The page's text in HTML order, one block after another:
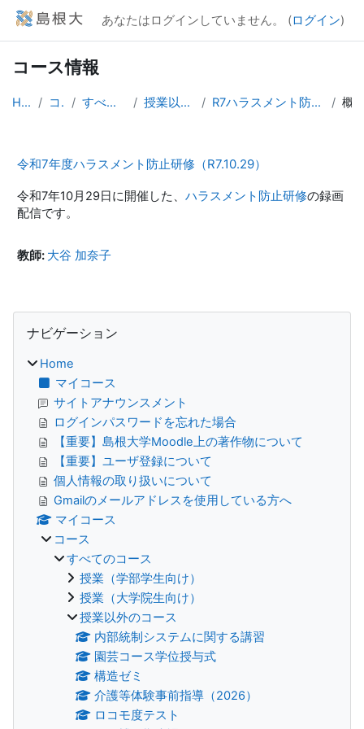
メインコンテンツへスキップする
あなたはログインしていません。 (ログイン)
コース情報
Home コース すべてのコース 授業以外のコース R7ハラスメント防止研修（R7.10.29）
令和7年度ハラスメント防止研修（R7.10.29）
令和7年10月29日に開催した、 ハラスメント防止研修の録画
配信です。
教師: 大谷 加奈子
ブロック
ナビゲーション
Home
マイコース
サイトアナウンスメント
ログインパスワードを忘れた場合
【重要】島根大学Moodle上の著作物について
【重要】ユーザ登録について
個人情報の取り扱いについて
Gmailのメールアドレスを使用している方へ
マイコース
コース
すべてのコース
授業（学部学生向け）
授業（大学院生向け）
授業以外のコース
内部統制システムに関する講習
園芸コース学位授与式
構造ゼミ
介護等体験事前指導（2026）
ロコモ度テスト